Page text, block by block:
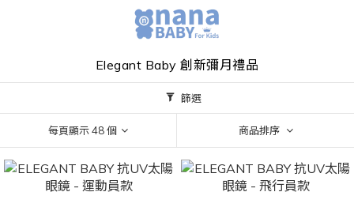
Elegant Baby 創新彌月禮品
篩選
每頁顯示 48 個 商品排序